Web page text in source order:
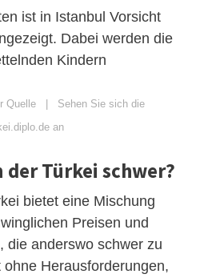
ist in Istanbul Vorsicht
Dabei werden die
Kindern
Quelle | Sehen Sie sich die
an
der Türkei schwer?
bietet eine Mischung
Preisen und
die anderswo schwer zu
Herausforderungen,